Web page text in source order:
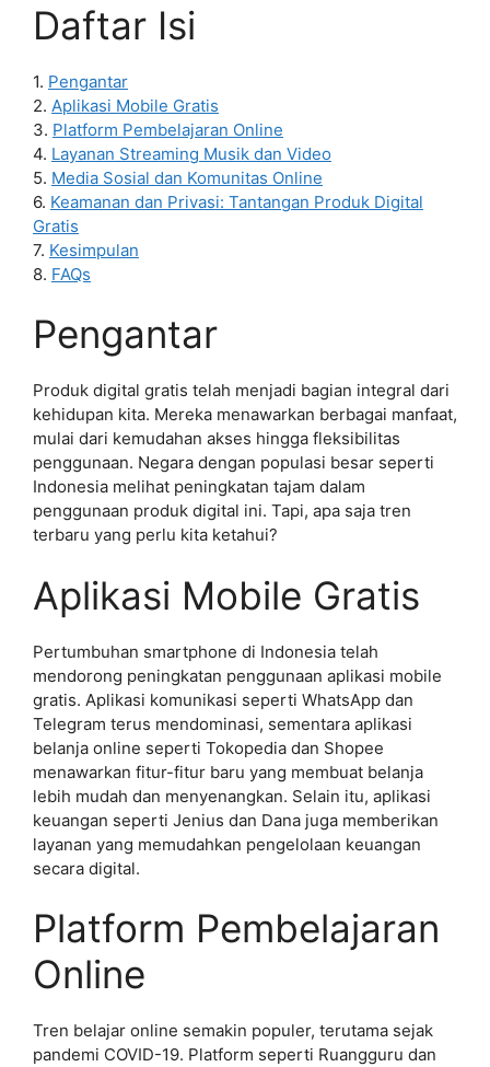
Daftar Isi
1. Pengantar
2. Aplikasi Mobile Gratis
3. Platform Pembelajaran Online
4. Layanan Streaming Musik dan Video
5. Media Sosial dan Komunitas Online
6. Keamanan dan Privasi: Tantangan Produk Digital
Gratis
7. Kesimpulan
8. FAQs
Pengantar
Produk digital gratis telah menjadi bagian integral dari
kehidupan kita. Mereka menawarkan berbagai manfaat,
mulai dari kemudahan akses hingga fleksibilitas
penggunaan. Negara dengan populasi besar seperti
Indonesia melihat peningkatan tajam dalam
penggunaan produk digital ini. Tapi, apa saja tren
terbaru yang perlu kita ketahui?
Aplikasi Mobile Gratis
Pertumbuhan smartphone di Indonesia telah
mendorong peningkatan penggunaan aplikasi mobile
gratis. Aplikasi komunikasi seperti WhatsApp dan
Telegram terus mendominasi, sementara aplikasi
belanja online seperti Tokopedia dan Shopee
menawarkan fitur-fitur baru yang membuat belanja
lebih mudah dan menyenangkan. Selain itu, aplikasi
keuangan seperti Jenius dan Dana juga memberikan
layanan yang memudahkan pengelolaan keuangan
secara digital.
Platform Pembelajaran
Online
Tren belajar online semakin populer, terutama sejak
pandemi COVID-19. Platform seperti Ruangguru dan